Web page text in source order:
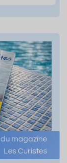
magazine
Les Curistes